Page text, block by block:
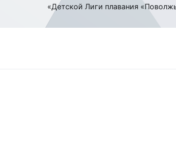
записям
«Детской Лиги плавания